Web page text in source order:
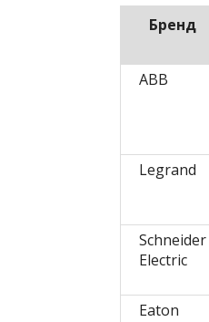
Бренд
ABB
Legrand
Schneider
Electric
Eaton